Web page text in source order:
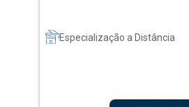
Especialização a Distância